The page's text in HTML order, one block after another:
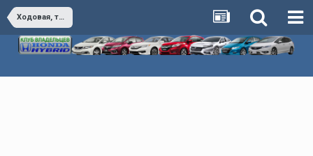
Ходовая, тормоза, управление